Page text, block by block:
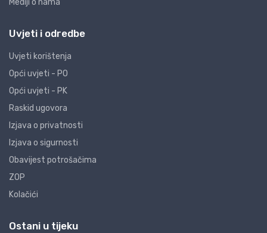
Mediji o nama
Uvjeti i odredbe
Uvjeti korištenja
Opći uvjeti - PO
Opći uvjeti - PK
Raskid ugovora
Izjava o privatnosti
Izjava o sigurnosti
Obavijest potrošačima
ZOP
Kolačići
Ostani u tijeku